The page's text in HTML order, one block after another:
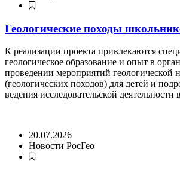
Геологические походы
К реализации проекта привлекаются
геологическое образование и опыт в
проведении мероприятий геологической
(геологических походов) для детей и
ведения исследовательской
20.07.2026
Новости РосГео